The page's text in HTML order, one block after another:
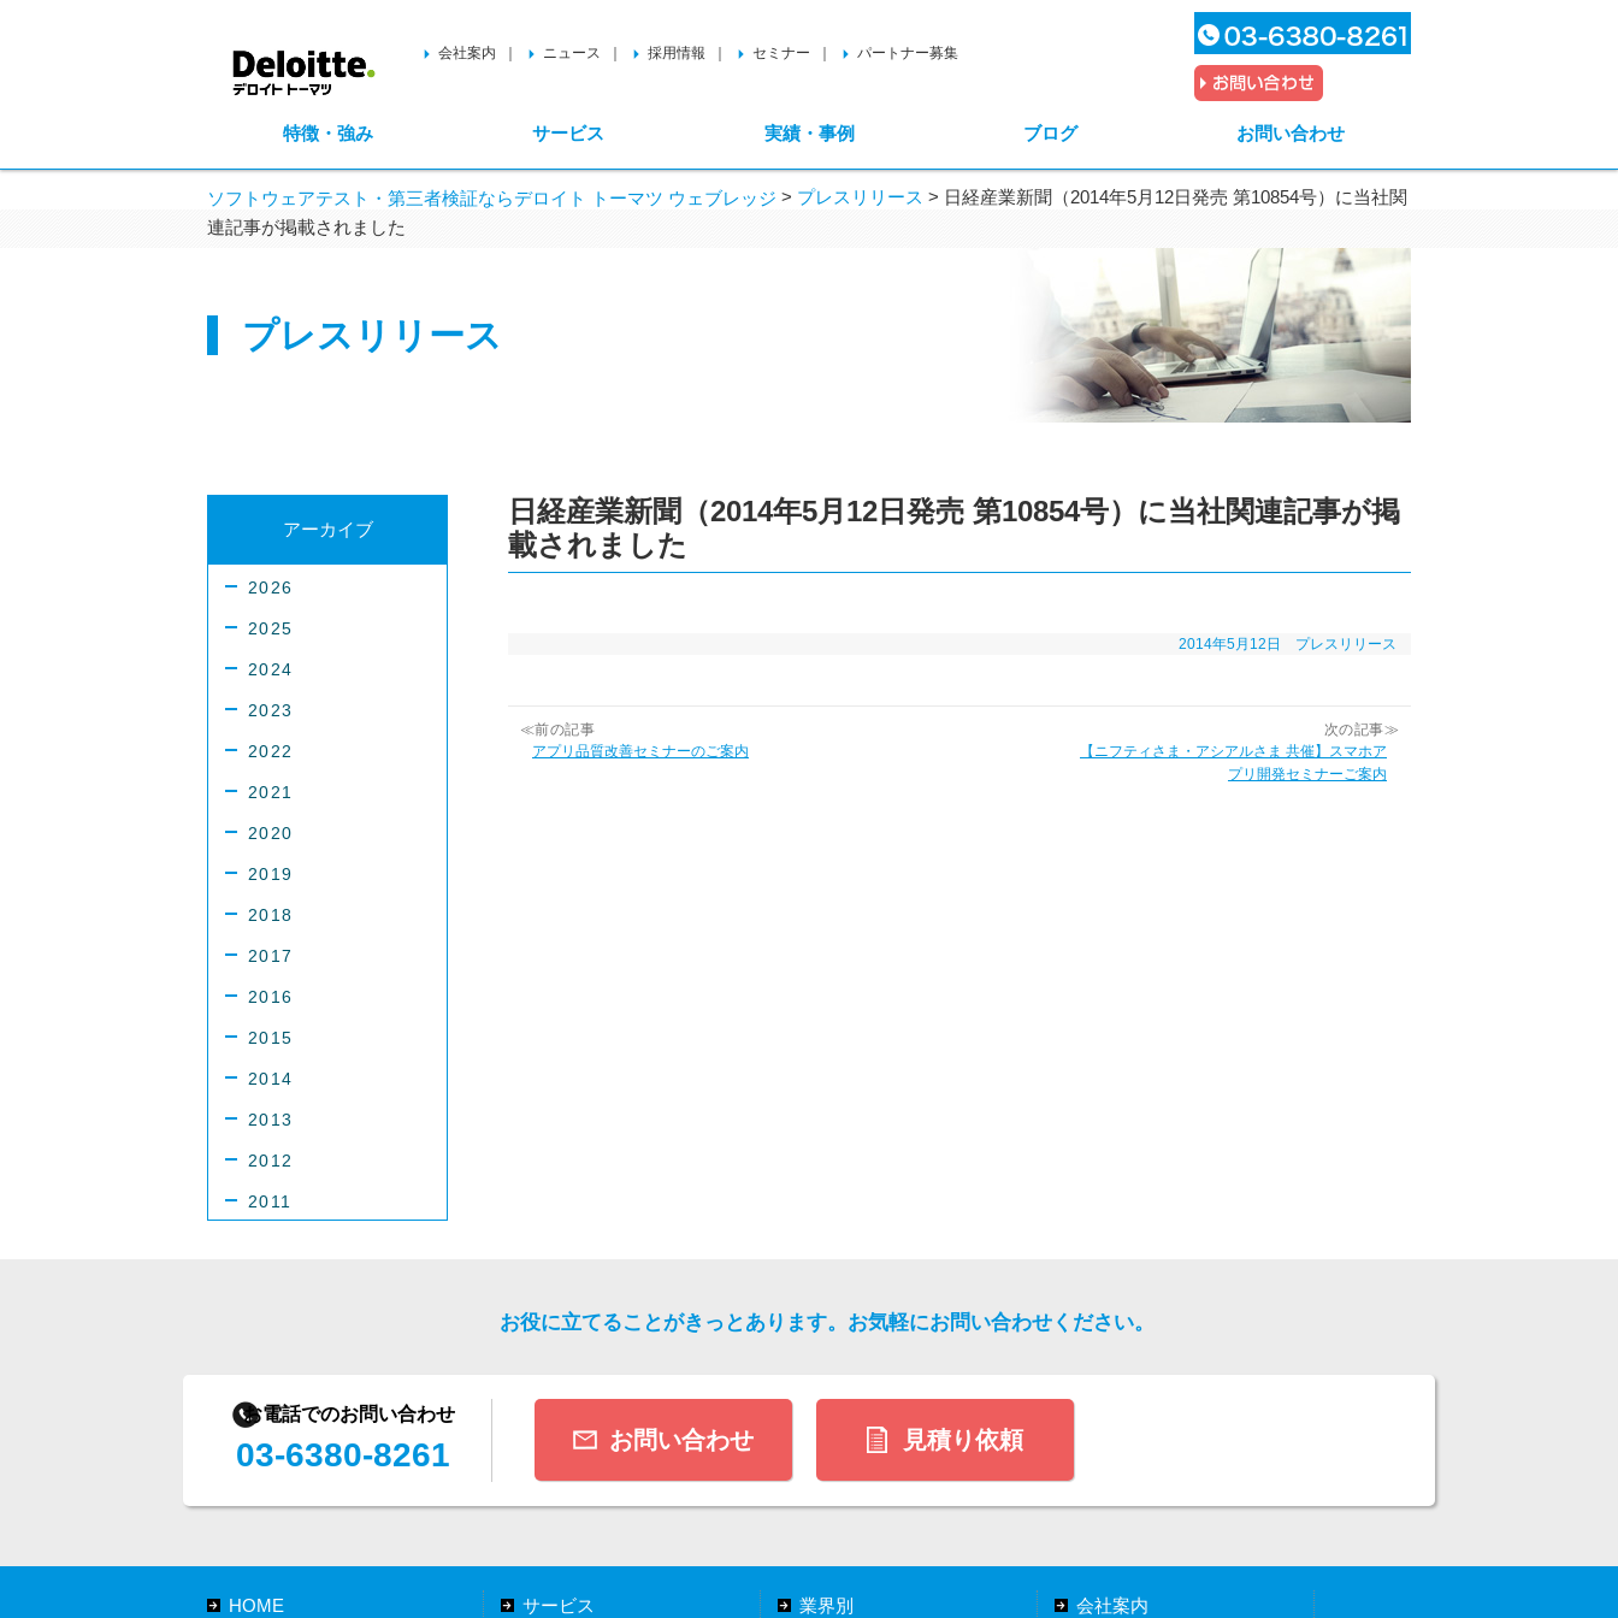
会社案内 ニュース 採用情報 セミナー パートナー募集
特徴・強み サービス 実績・事例 ブログ お問い合わせ
ソフトウェアテスト・第三者検証ならデロイト トーマツ ウェブレッジ > プレスリリース > 日経産業新聞（2014年5月12日発売 第10854号）に当社関
連記事が掲載されました
プレスリリース
日経産業新聞（2014年5月12日発売 第10854号）に当社関連記事が掲
載されました
2014年5月12日 プレスリリース
≪前の記事
アプリ品質改善セミナーのご案内
次の記事≫
【ニフティさま・アシアルさま 共催】スマホア
プリ開発セミナーご案内
アーカイブ
2026
2025
2024
2023
2022
2021
2020
2019
2018
2017
2016
2015
2014
2013
2012
2011
お役に立てることがきっとあります。 お気軽にお問い合わせください。
お電話でのお問い合わせ
03-6380-8261 お問い合わせ 見積り依頼
HOME サービス 業界別 会社案内